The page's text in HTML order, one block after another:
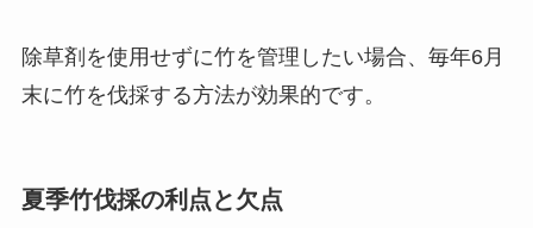
除草剤を使用せずに竹を管理したい場合、毎年6月
末に竹を伐採する方法が効果的です。
夏季竹伐採の利点と欠点